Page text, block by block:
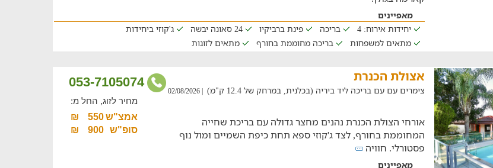
מאפיינים
יחידות אירוח: 4
בריכה פינת ברביקיו 24 סאונה יבשה
ג'קוזי ביחידות
מתאים למשפחות
בריכה מחוממת בחורף מתאים לזוגות
053-7105074 אצולת הכנרת
צימרים עם עם בריכה ליד ביריה (בכלנית, במרחק של 12.4 ק"מ) | 02/08/2026
אורחי הצולת הכנרת נהנים מחצר גדולה עם בריכת שחייה
המחוממת בחורף, לצד ג'קוזי ספא תחת כיפת השמיים ומול נוף
פסטורלי. חוויה
מחיר לזוג, החל מ:
אמצ"ש550
₪
סופ"ש
900
₪
מאפיינים